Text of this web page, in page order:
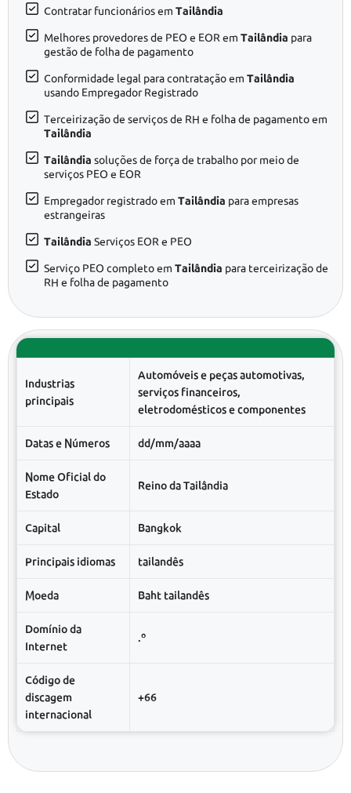
Contratar funcionários em Tailândia
Melhores provedores de PEO e EOR em Tailândia para
gestão de folha de pagamento
Conformidade legal para contratação em Tailândia
usando Empregador Registrado
Terceirização de serviços de RH e folha de pagamento em
Tailândia
Tailândia soluções de força de trabalho por meio de
serviços PEO e EOR
Empregador registrado em Tailândia para empresas
estrangeiras
Tailândia Serviços EOR e PEO
Serviço PEO completo em Tailândia para terceirização de
RH e folha de pagamento
Industrias
principais
Automóveis e peças automotivas,
serviços financeiros,
eletrodomésticos e componentes
Datas e Números dd/mm/aaaa
Nome Oficial do
Estado
Reino da Tailândia
Capital Bangkok
Principais idiomas tailandês
Moeda Baht tailandês
Domínio da
Internet
.º
Código de
discagem
internacional
+66